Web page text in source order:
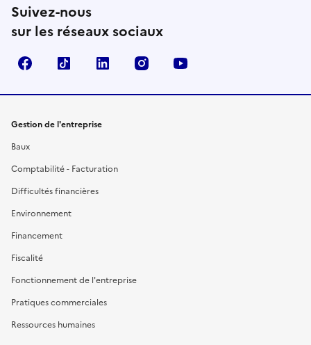
Suivez-nous
sur les réseaux sociaux
FacebookTikTok Linkedin Instagram
Gestion de l'entreprise
Baux
Comptabilité - Facturation
Difficultés financières
Environnement
Financement
Fiscalité
Fonctionnement de l'entreprise
Pratiques commerciales
Ressources humaines